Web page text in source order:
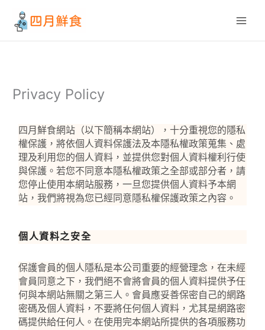
Privacy Policy
四月鮮食網站（以下簡稱本網站），十分重視您的隱私
權保護，將依個人資料保護法及本隱私權政策蒐集、處
理及利用您的個人資料，並提供您對個人資料權利行使
與保護。若您不同意本隱私權政策之全部或部分者，請
您停止使用本網站服務，一旦您提供個人資料予本網
站，我們將視為您已經同意隱私權保護政策之內容。
個人資料之安全
保護會員的個人隱私是本公司重要的經營理念，在未經
會員同意之下，我們絕不會將會員的個人資料提供予任
何與本網站無關之第三人。會員應妥善保密自己的網路
密碼及個人資料，不要將任何個人資料，尤其是網路密
碼提供給任何人。在使用完本網站所提供的各項服務功